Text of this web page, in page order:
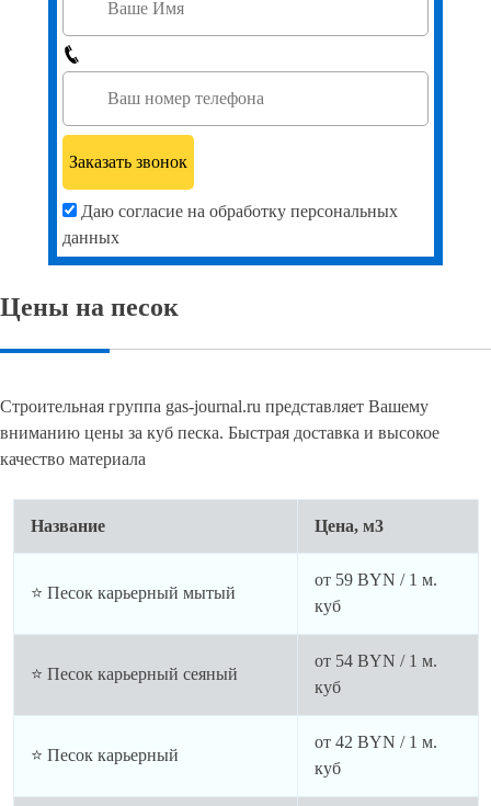
Даю согласие на обработку персональных
данных
Цены на песок
Строительная группа gas-journal.ru представляет Вашему
вниманию цены за куб песка. Быстрая доставка и высокое
качество материала
Название Цена, м3
⭐ Песок карьерный мытый
от 59 BYN / 1 м.
куб
⭐ Песок карьерный сеяный
от 54 BYN / 1 м.
куб
⭐ Песок карьерный
от 42 BYN / 1 м.
куб